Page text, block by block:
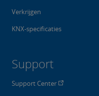
Verkrijgen
KNX-specificaties
Support
Support Center